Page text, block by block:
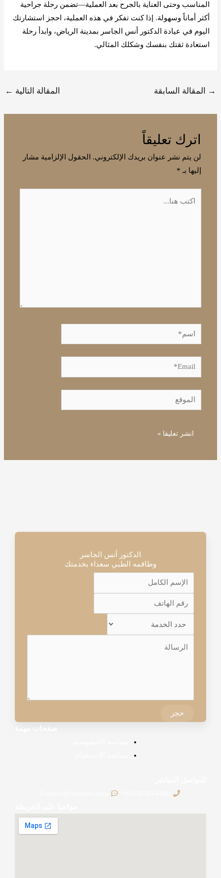
المناسب وحتى العناية بالجرح بعد العملية—تضمن رحلة جراحية
أكثر أماناً وسهولة. إذا كنت تفكر في هذه العملية، احجز استشارتك
اليوم في عيادة الدكتور أنس الجاسر بمدينة الرياض، وابدأ رحلة
استعادة ثقتك بنفسك وشكلك المثالي.
→ المقالة السابقة المقالة التالية ←
اترك تعليقاً
لن يتم نشر عنوان بريدك الإلكتروني.
الحقول الإلزامية مشار
إليها بـ *
اسم*
Email*
الموقع
الدكتور أنس الجاسر
وطاقمه الطبي سعداء بخدمتك
حجز